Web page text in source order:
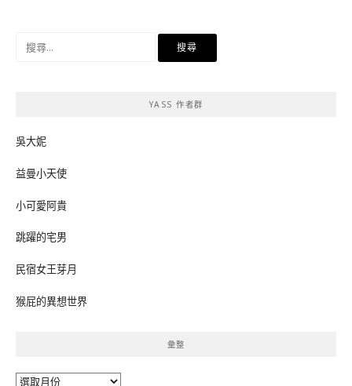
YASS 作者群
吳大妮
益曼小天使
小可愛阿貴
跳躍的宅男
民宿女王芽月
猴屁的異想世界
彙整
彙